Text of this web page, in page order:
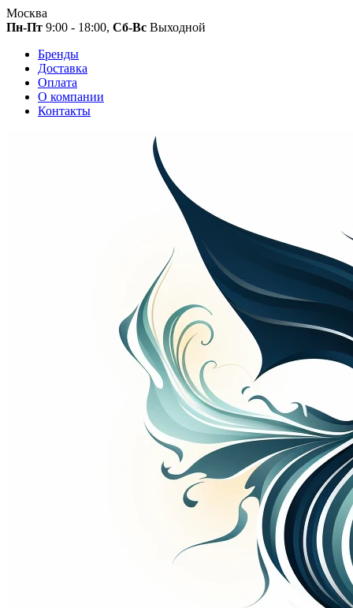
Москва
Пн-Пт 9:00 - 18:00, Сб-Вс Выходной
Бренды
Доставка
Оплата
О компании
Контакты